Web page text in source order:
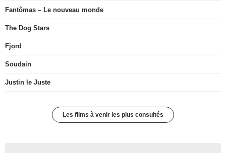
Fantômas – Le nouveau monde
The Dog Stars
Fjord
Soudain
Justin le Juste
Les films à venir les plus consultés